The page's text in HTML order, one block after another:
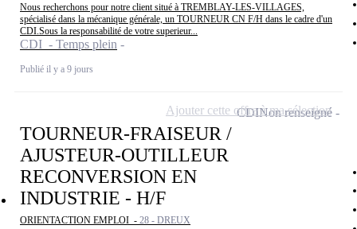
Nous recherchons pour notre client situé à TREMBLAY-LES-VILLAGES,
spécialisé dans la mécanique générale, un TOURNEUR CN F/H dans le cadre d'un
CDI.Sous la responsabilité de votre superieur...
CDI - Temps plein
Publié il y a 9 jours
TOURNEUR-FRAISEUR /
AJUSTEUR-OUTILLEUR
RECONVERSION EN
INDUSTRIE - H/F
ORIENTACTION EMPLOI - 28 - DREUX
CDINon renseigné
Ajouter cette offre à ma sélection